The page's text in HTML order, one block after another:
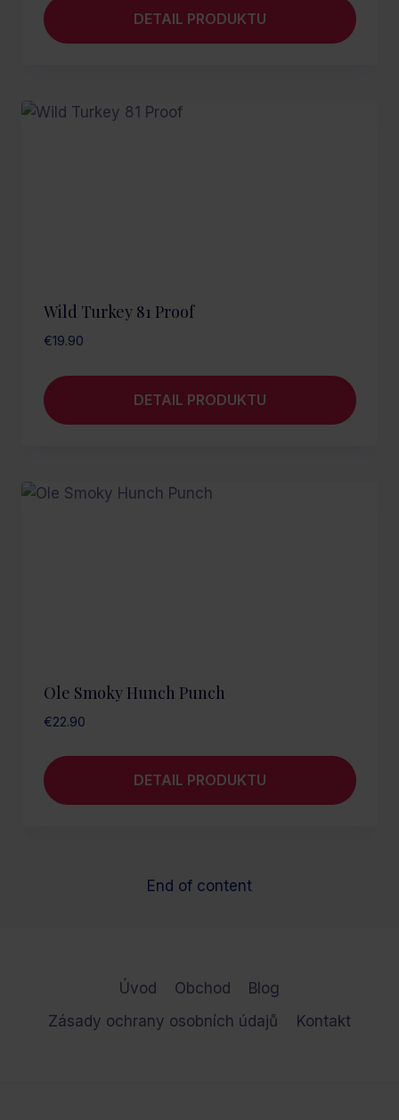
DETAIL PRODUKTU
Wild Turkey 81 Proof
€19.90
DETAIL PRODUKTU
Ole Smoky Hunch Punch
€22.90
DETAIL PRODUKTU
End of content
Úvod Obchod
Blog
Zásady ochrany osobních údajů
Kontakt